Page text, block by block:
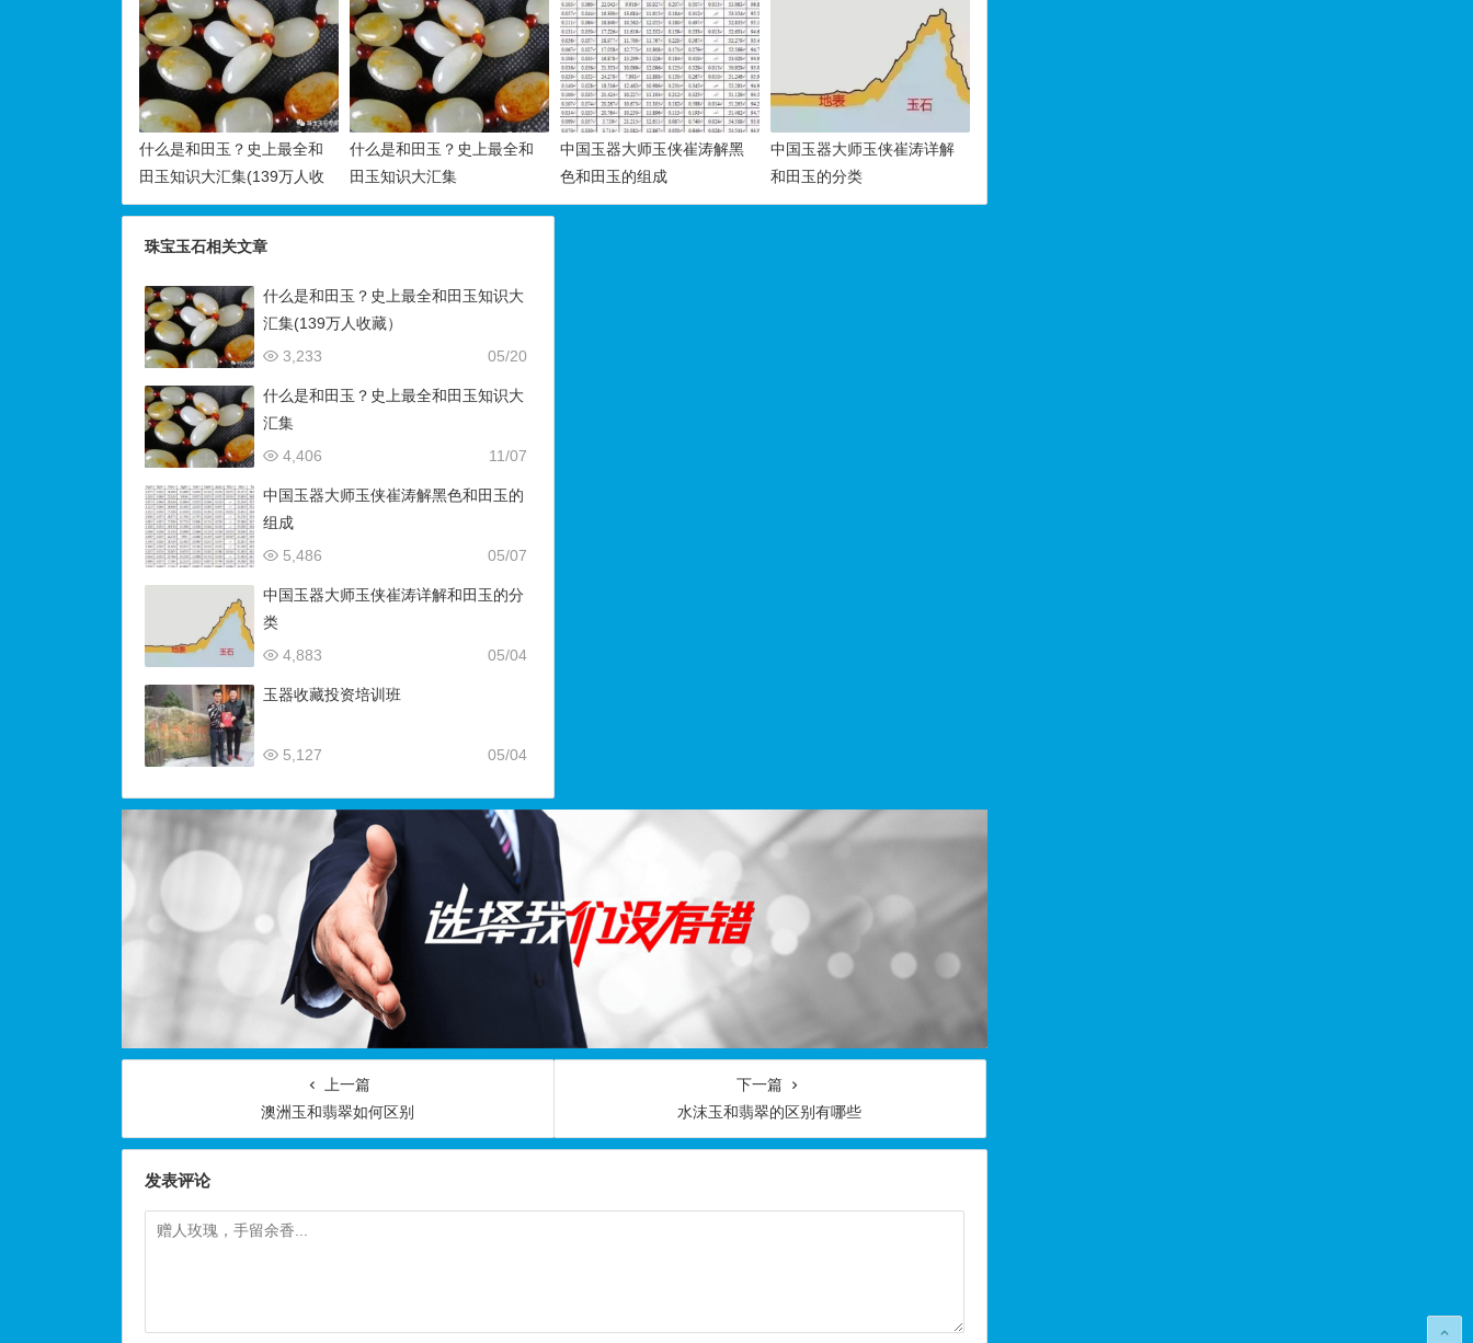
什么是和田玉？史上最全和
田玉知识大汇集(139万人收
藏）
什么是和田玉？史上最全和
田玉知识大汇集
中国玉器大师玉侠崔涛解黑
色和田玉的组成
中国玉器大师玉侠崔涛详解
和田玉的分类
珠宝玉石相关文章
什么是和田玉？史上最全和田玉知识大
汇集(139万人收藏）
05/20
3,233
什么是和田玉？史上最全和田玉知识大
汇集
11/07
4,406
中国玉器大师玉侠崔涛解黑色和田玉的
组成
05/07
5,486
中国玉器大师玉侠崔涛详解和田玉的分
类
05/04
4,883
玉器收藏投资培训班
05/04
5,127
上一篇
澳洲玉和翡翠如何区别
下一篇
水沫玉和翡翠的区别有哪些
发表评论